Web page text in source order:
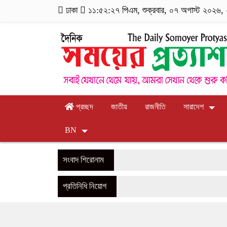
ঢাকা ১১:৫২:২৮ পিএম, শুক্রবার, ০৭ অগাস্ট ২০২৬,
প্রচ্ছদ জাতীয় রাজনীতি সারাদেশ
BN
সংবাদ শিরোনাম
প্রতিনিধি নিয়োগ